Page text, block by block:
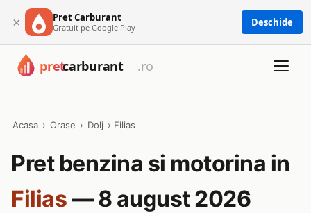
× Pret Carburant
Gratuit pe Google Play Deschide
Acasa › Orase › Dolj › Filias
Pret benzina si motorina in
Filias— 8 august 2026